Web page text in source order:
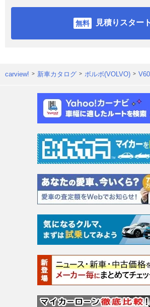
見積りスタート
carview! 新車カタログ ボルボ(VOLVO) V60